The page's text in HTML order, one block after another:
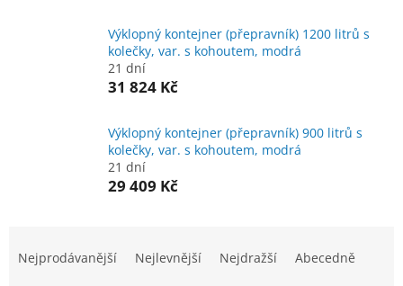
Výklopný kontejner (přepravník) 1200 litrů s
kolečky, var. s kohoutem, modrá
21 dní
31 824 Kč
Výklopný kontejner (přepravník) 900 litrů s
kolečky, var. s kohoutem, modrá
21 dní
29 409 Kč
Nejprodávanější Nejlevnější Nejdražší Abecedně